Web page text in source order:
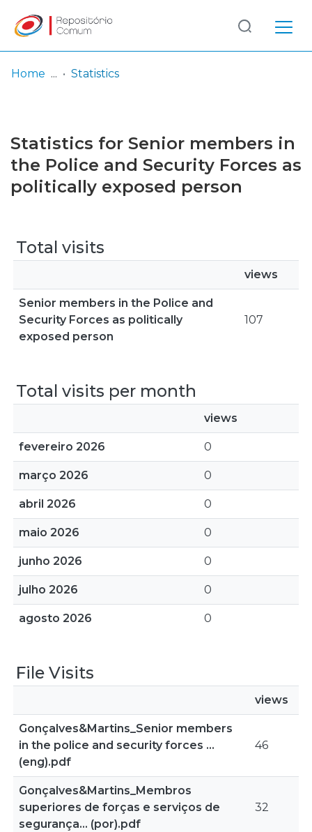
Browse repository
Entities
Log
In
(current)
Home Statistics
Statistics for Senior members in
the Police and Security Forces as
politically exposed person
Total visits
views
Senior members in the Police and
Security Forces as politically
exposed person
107
Total visits per month
views
fevereiro 2026 0
março 2026 0
abril 2026 0
maio 2026 0
junho 2026 0
julho 2026 0
agosto 2026 0
File Visits
views
Gonçalves&Martins_Senior members
in the police and security forces ...
(eng).pdf
46
Gonçalves&Martins_Membros
superiores de forças e serviços de
segurança... (por).pdf
32